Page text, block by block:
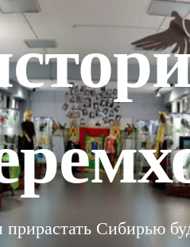
прирастать Сибирью